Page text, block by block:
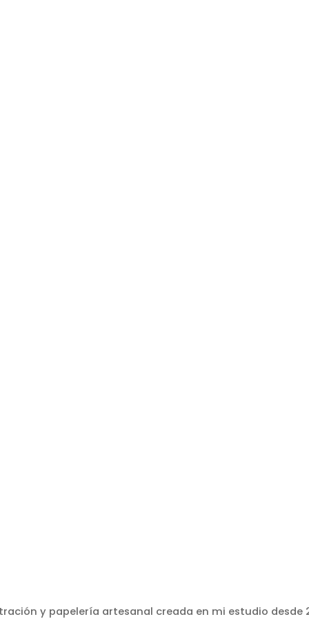
y papelería artesanal creada en mi estudio desde